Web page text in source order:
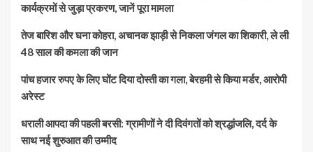
कार्यक्रमों से जुड़ा प्रकरण, जानें पूरा मामला
तेज बारिश और घना कोहरा, अचानक झाड़ी से निकला जंगल का शिकारी, ले ली
48 साल की कमला की जान
पांच हजार रुपए के लिए घोंट दिया दोस्ती का गला, बेरहमी से किया मर्डर, आरोपी
अरेस्ट
धराली आपदा की पहली बरसी: ग्रामीणों ने दी दिवंगतों को श्रद्धांजलि, दर्द के
साथ नई शुरुआत की उम्मीद